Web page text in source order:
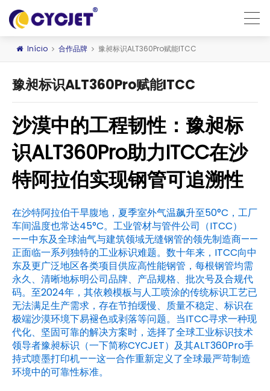
Início 合作品牌 豫昶标识ALT360Pro赋能ITCC
豫昶标识ALT360Pro赋能ITCC
沙漠中的工程韧性：豫昶标
识ALT360Pro助力ITCC在沙
特阿拉伯实现钢管可追溯性
在沙特阿拉伯干旱腹地，夏季室外气温飙升至50°C，工厂
车间温度也常达45°C。工业管材与管件公司（ITCC）
——中东及全球油气与建筑领域无缝钢管的领先制造商——
正面临一系列独特的工业标识难题。数十年来，ITCC向中
东及更广泛地区各类项目供应高性能钢管，每根钢管均需
永久、清晰地标明公司品牌、产品规格、批次号及合规代
码。至2024年，其依赖模板与人工喷涂的传统标识工艺已
无法满足生产需求，存在节拍缓慢、质量不稳定、标识在
极端沙漠环境下易褪色或剥落等问题。当ITCC寻求一种现
代化、坚固可靠的解决方案时，选择了全球工业标识技术
领导者豫昶标识（一下简称CYCJET）及其ALT360Pro手
持式喷墨打印机——这一合作重新定义了全球最严苛制造
环境中的可靠性标准。